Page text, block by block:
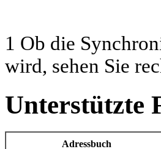
1 Ob die
wird, sehen Sie
Unterstützte
Adressbuch